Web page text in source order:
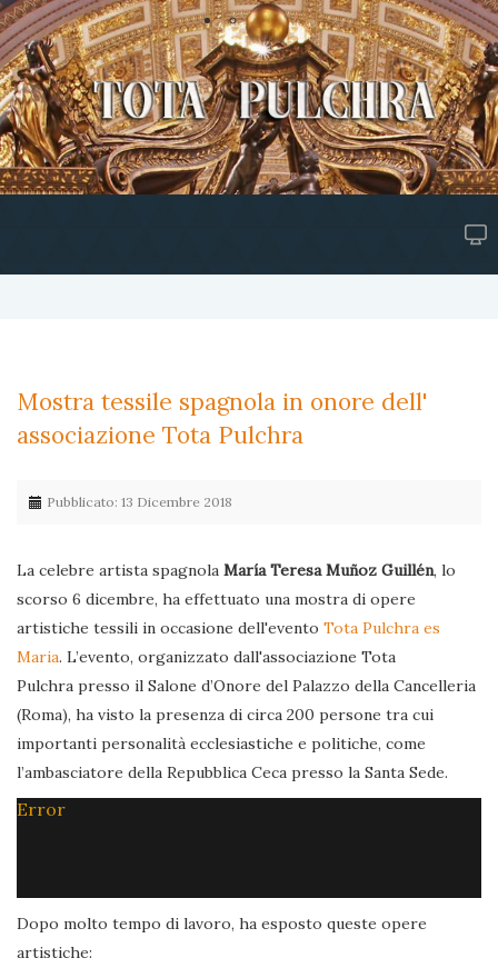
Mostra tessile spagnola in onore dell'
associazione Tota Pulchra
Pubblicato: 13 Dicembre 2018
La celebre artista spagnola María Teresa Muñoz Guillén, lo
scorso 6 dicembre, ha effettuato una mostra di opere
artistiche tessili in occasione dell'evento Tota Pulchra es
Maria. L’evento, organizzato dall'associazione Tota
Pulchra presso il Salone d’Onore del Palazzo della Cancelleria
(Roma), ha visto la presenza di circa 200 persone tra cui
importanti personalità ecclesiastiche e politiche, come
l’ambasciatore della Repubblica Ceca presso la Santa Sede.
Error
Dopo molto tempo di lavoro, ha esposto queste opere
artistiche: